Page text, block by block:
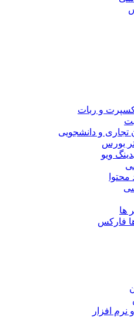
و ربات
تجاری و دانشجویی
بورس
ویو
ها
فارکس
نرم افزار